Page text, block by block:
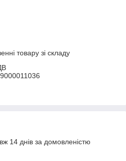
товару зі складу
14 днів за домовленістю